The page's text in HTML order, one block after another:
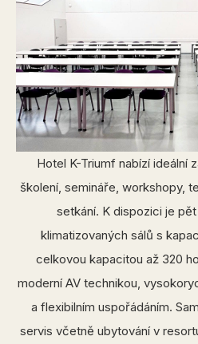
Hotel K-Triumf nabízí ideální
školení, semináře, workshopy,
setkání. K dispozici je
klimatizovaných sálů s
celkovou kapacitou až 320
moderní AV technikou,
a flexibilním uspořádáním.
servis včetně ubytování v